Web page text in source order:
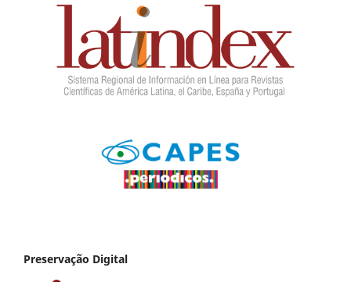
Preservação Digital